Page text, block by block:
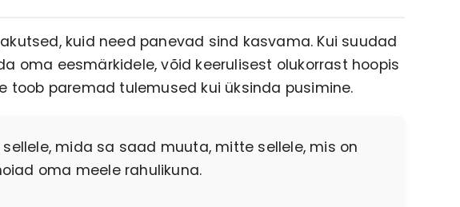
kuid need panevad sind kasvama. Kui suudad
oma eesmärkidele, võid keerulisest olukorrast hoopis
toob paremad tulemused kui üksinda pusimine.
sellele, mida sa saad muuta, mitte sellele, mis on
oma meele rahulikuna.